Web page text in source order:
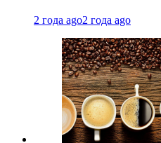
2 года ago2 года ago